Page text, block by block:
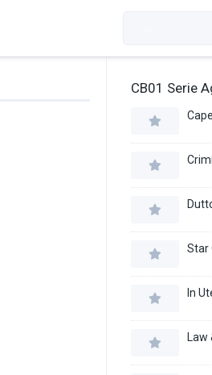
CB01 Serie
Star
In